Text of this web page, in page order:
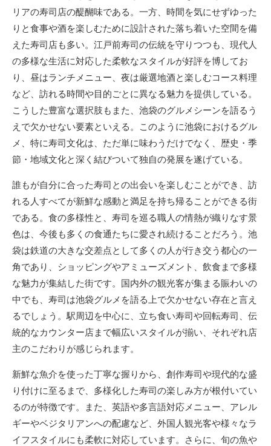
リアの寿司店の醍醐味である。一方、時間を気にせずゆった
りと食事や酒を楽しむために設計された落ち着いた空間を備
えた寿司店も多い。江戸前寿司の伝統を守りつつも、現代人
の多様な生活に対応した柔軟なスタイルが好評を博してお
り、昼はランチメニュー、夜は厳選地酒と楽しむコース料理
など、訪れる時間や目的ごとに異なる魅力を提供している。
こうした豊富な選択肢もまた、池袋のグルメシーンを語るう
えで欠かせない要素といえる。このように池袋におけるグル
メ、特に寿司文化は、ただ単に味わうだけでなく、歴史・季
節・地域文化と深く結びついて独自の発展を遂げている。
誰もが自分に合った寿司との出会いを楽しむことができ、訪
れる人すべてが新鮮な感動と満足を持ち帰ることができる街
である。食の多様性と、寿司を巡る職人の情熱が織りなす景
色は、今後も多くの食通たちに愛され続けることだろう。池
袋は鉄道の大きな交差点として多くの人が行き交う都心の一
角であり、ショッピングやアミューズメント、飲食まで多様
な魅力が集結した街です。国内外の観光客が集まる賑わいの
中でも、寿司は池袋グルメを語る上で欠かせない存在と言え
るでしょう。駅周辺を中心に、立ち食い寿司や回転寿司、伝
統的なカウンター店まで幅広いスタイルが揃い、それぞれ店
主のこだわりが感じられます。
新鮮な魚介を使った丁寧な握りから、創作寿司や現代的な盛
り付けに至るまで、多様化した寿司の楽しみ方が根付いてい
るのが特徴です。また、英語や多言語対応メニュー、アレル
ギーやベジタリアンへの配慮など、外国人観光客や様々なラ
イフスタイルにも柔軟に対応しています。さらに、旬の魚や